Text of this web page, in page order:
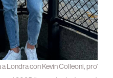
Londra con Kevin Colleoni, pro’